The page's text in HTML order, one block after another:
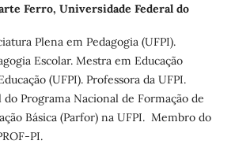
Ferro, Universidade Federal do
Plena em Pedagogia (UFPI).
Escolar. Mestra em Educação
(UFPI). Professora da UFPI.
Programa Nacional de Formação de
Básica (Parfor) na UFPI. Membro do
PI.